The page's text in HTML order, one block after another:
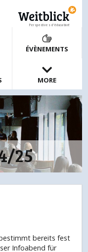
Perspectives d’éducation!
ÉVÈNEMENTS
MORE
25
bereits fest
Infoabend für